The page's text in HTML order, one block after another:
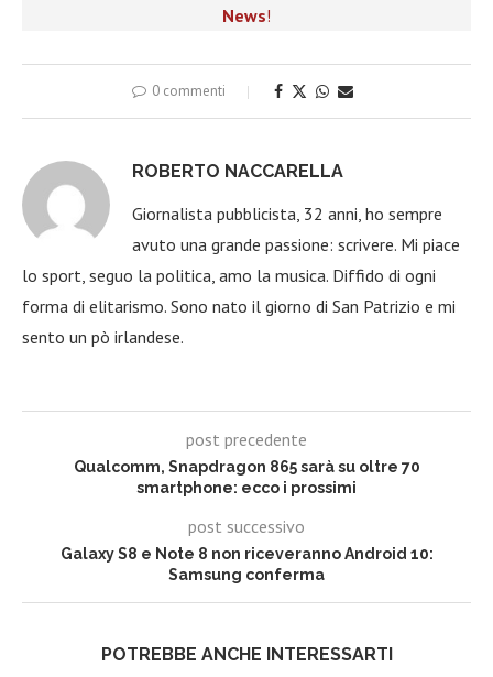
News!
0 commenti
ROBERTO NACCARELLA
Giornalista pubblicista, 32 anni, ho sempre
avuto una grande passione: scrivere. Mi piace
lo sport, seguo la politica, amo la musica. Diffido di ogni
forma di elitarismo. Sono nato il giorno di San Patrizio e mi
sento un pò irlandese.
post precedente
Qualcomm, Snapdragon 865 sarà su oltre 70
smartphone: ecco i prossimi
post successivo
Galaxy S8 e Note 8 non riceveranno Android 10:
Samsung conferma
POTREBBE ANCHE INTERESSARTI